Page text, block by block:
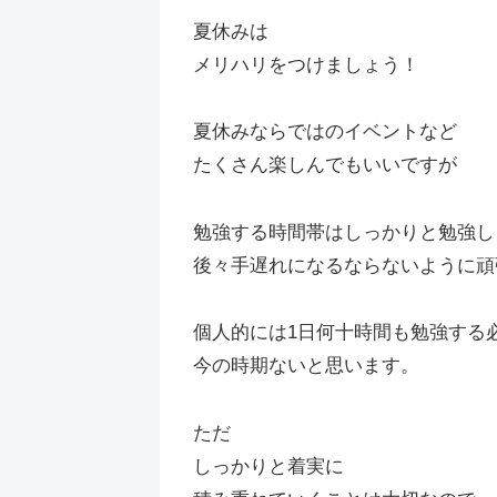
夏休みは
メリハリをつけましょう！
夏休みならではのイベントなど
たくさん楽しんでもいいですが
勉強する時間帯はしっかりと勉強し
後々手遅れになるならないように頑
個人的には1日何十時間も勉強する
今の時期ないと思います。
ただ
しっかりと着実に